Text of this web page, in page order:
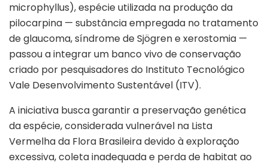
microphyllus), espécie utilizada na produção da
pilocarpina — substância empregada no tratamento
de glaucoma, síndrome de Sjögren e xerostomia —
passou a integrar um banco vivo de conservação
criado por pesquisadores do Instituto Tecnológico
Vale Desenvolvimento Sustentável (ITV).
A iniciativa busca garantir a preservação genética
da espécie, considerada vulnerável na Lista
Vermelha da Flora Brasileira devido à exploração
excessiva, coleta inadequada e perda de habitat ao